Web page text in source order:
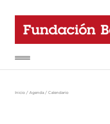
Inicio / Agenda / Calendario